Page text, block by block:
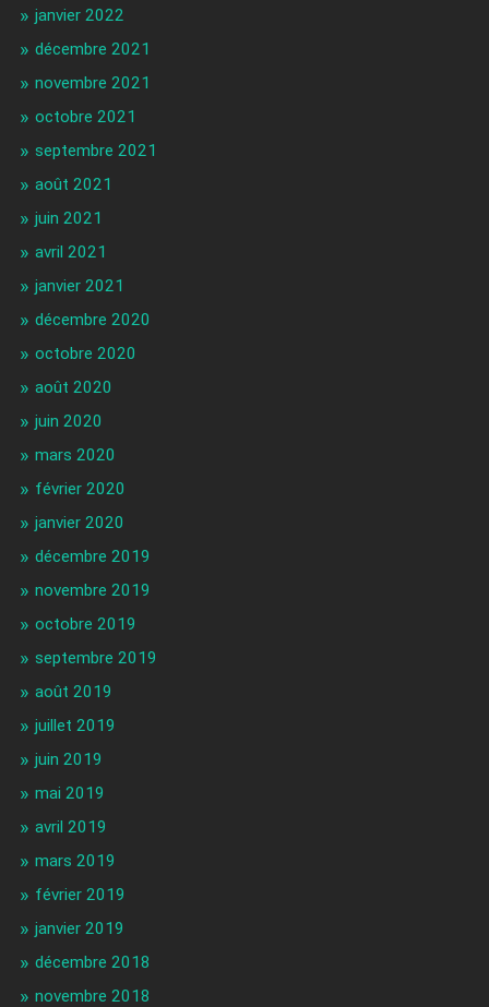
janvier 2022
décembre 2021
novembre 2021
octobre 2021
septembre 2021
août 2021
juin 2021
avril 2021
janvier 2021
décembre 2020
octobre 2020
août 2020
juin 2020
mars 2020
février 2020
janvier 2020
décembre 2019
novembre 2019
octobre 2019
septembre 2019
août 2019
juillet 2019
juin 2019
mai 2019
avril 2019
mars 2019
février 2019
janvier 2019
décembre 2018
novembre 2018